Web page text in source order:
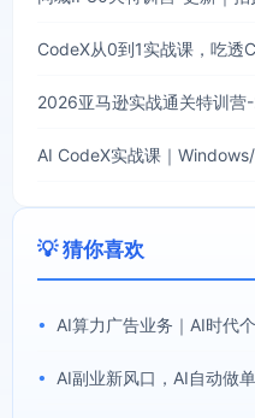
💡 猜你喜欢
• AI算力广告业务｜AI时代
• AI副业新风口，AI自动做